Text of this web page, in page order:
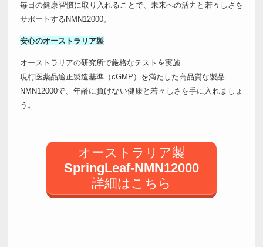
毎日の健康習慣に取り入れることで、未来への活力と若々しさを
サポートするNMN12000。
安心のオーストラリア製
オーストラリアの研究所で厳格なテストを実施
現行医薬品適正製造基準（cGMP）を満たした高品質な製品
NMN12000で、年齢に負けない健康と若々しさを手に入れましょ
う。
オーストラリア製
SpringLeaf-NMN12000
詳細はこちら